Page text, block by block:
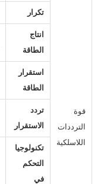
قوة
الترددات
اللاسلكية
تكرار
انتاج
الطاقة
استقرار
الطاقة
تردد
الاستقرار
تكنولوجيا
التحكم
في